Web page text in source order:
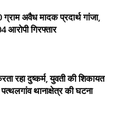
अवैध मादक प्रदार्थ गांजा,
आरोपी गिरफ्तार
रहा दुष्कर्म, युवती की शिकायत
थानाक्षेत्र की घटना